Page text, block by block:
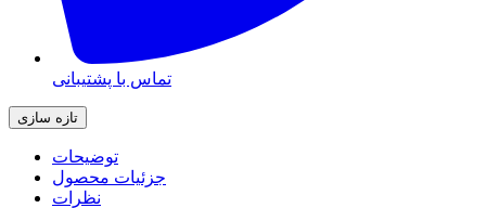
تماس با پشتیبانی
توضیحات
جزئیات محصول
نظرات